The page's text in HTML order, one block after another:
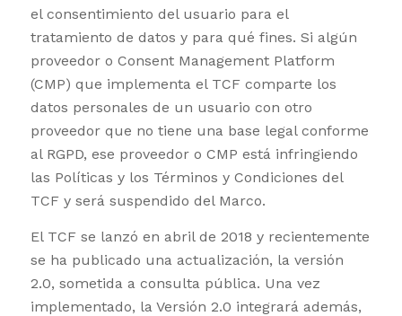
el consentimiento del usuario para el
tratamiento de datos y para qué fines. Si algún
proveedor o Consent Management Platform
(CMP) que implementa el TCF comparte los
datos personales de un usuario con otro
proveedor que no tiene una base legal conforme
al RGPD, ese proveedor o CMP está infringiendo
las Políticas y los Términos y Condiciones del
TCF y será suspendido del Marco.
El TCF se lanzó en abril de 2018 y recientemente
se ha publicado una actualización, la versión
2.0, sometida a consulta pública. Una vez
implementado, la Versión 2.0 integrará además,